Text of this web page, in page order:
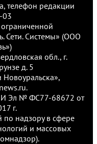
телефон редакции
03
Сети. Системы» (ООО
обл., г.
д. 5
Новоуральска»,
Эл № ФС77-68672 от
г.
надзору в сфере
и массовых